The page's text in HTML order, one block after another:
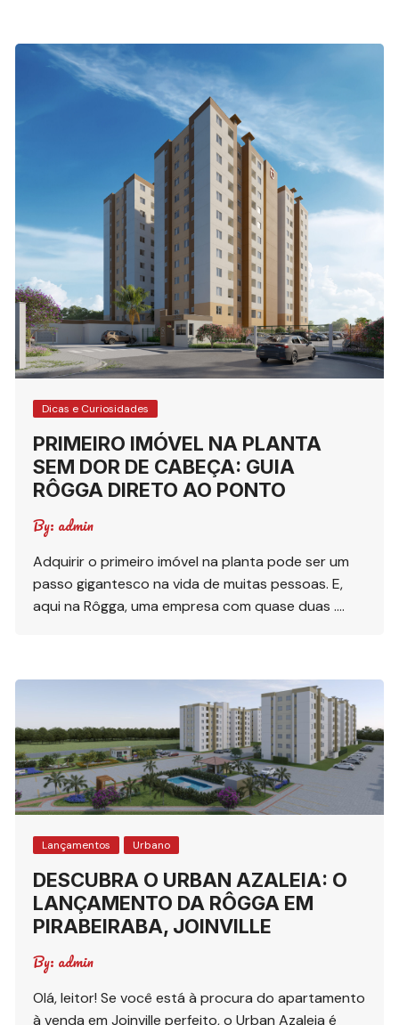
Dicas e Curiosidades
PRIMEIRO IMÓVEL NA PLANTA
SEM DOR DE CABEÇA: GUIA
RÔGGA DIRETO AO PONTO
By: admin
Adquirir o primeiro imóvel na planta pode ser um
passo gigantesco na vida de muitas pessoas. E,
aqui na Rôgga, uma empresa com quase duas ….
Lançamentos Urbano
DESCUBRA O URBAN AZALEIA: O
LANÇAMENTO DA RÔGGA EM
PIRABEIRABA, JOINVILLE
By: admin
Olá, leitor! Se você está à procura do apartamento
à venda em Joinville perfeito, o Urban Azaleia é